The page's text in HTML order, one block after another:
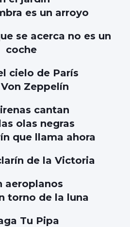
es un arroyo
se acerca no es un
coche
cielo de París
Zeppelín
cantan
olas negras
que llama ahora
de la Victoria
aeroplanos
torno de la luna
Tu Pipa